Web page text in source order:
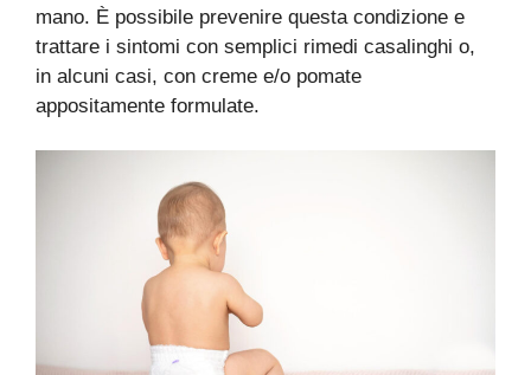
mano. È possibile prevenire questa condizione e
trattare i sintomi con semplici rimedi casalinghi o,
in alcuni casi, con creme e/o pomate
appositamente formulate.